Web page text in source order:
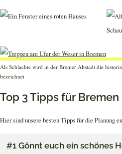
Als Schlachte wird in der Bremer Altstadt die
bezeichnet
Top 3 Tipps für Bremen
Hier sind unsere besten Tipps für die Planung
#1 Gönnt euch ein schönes